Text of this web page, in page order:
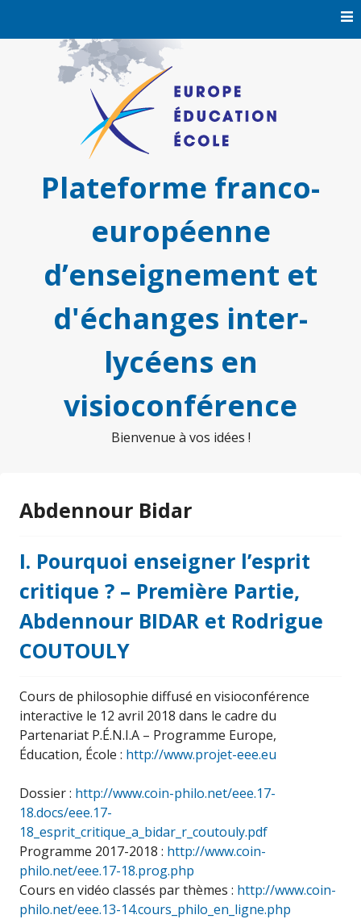
Plateforme franco-
européenne
d’enseignement et
d'échanges inter-
lycéens en
visioconférence
Bienvenue à vos idées !
Abdennour Bidar
I. Pourquoi enseigner l’esprit
critique ? – Première Partie,
Abdennour BIDAR et Rodrigue
COUTOULY
Cours de philosophie diffusé en visioconférence
interactive le 12 avril 2018 dans le cadre du
Partenariat P.É.N.I.A – Programme Europe,
Éducation, École : http://www.projet-eee.eu
Dossier : http://www.coin-philo.net/eee.17-
18.docs/eee.17-
18_esprit_critique_a_bidar_r_coutouly.pdf
Programme 2017-2018 : http://www.coin-
philo.net/eee.17-18.prog.php
Cours en vidéo classés par thèmes : http://www.coin-
philo.net/eee.13-14.cours_philo_en_ligne.php